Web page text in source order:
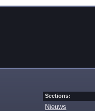
Sections:
Nieuws